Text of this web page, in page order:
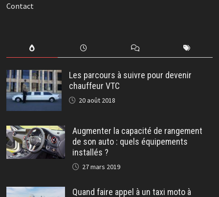
Contact
Les parcours à suivre pour devenir
chauffeur VTC
20 août 2018
Augmenter la capacité de rangement
de son auto : quels équipements
installés ?
27 mars 2019
Quand faire appel à un taxi moto à